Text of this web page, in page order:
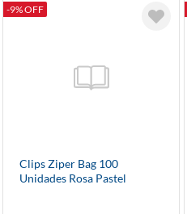
-9% OFF
Clips Ziper Bag 100
Unidades Rosa Pastel